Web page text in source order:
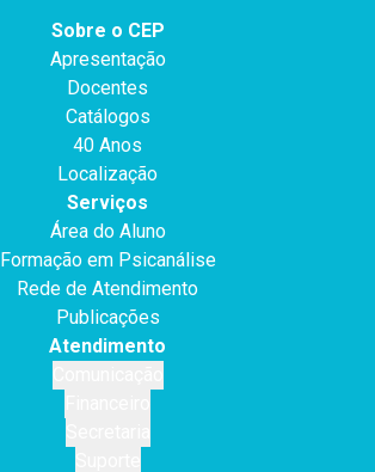
Sobre o CEP
Apresentação
Docentes
Catálogos
40 Anos
Localização
Serviços
Área do Aluno
Formação em Psicanálise
Rede de Atendimento
Publicações
Atendimento